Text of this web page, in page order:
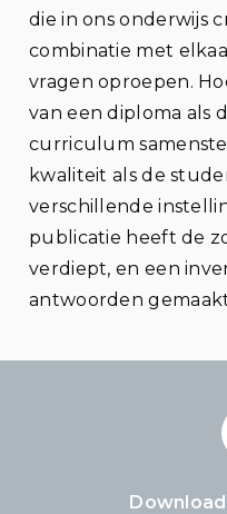
die in ons onderwijs
combinatie met
vragen oproepen.
van een diploma als
curriculum
kwaliteit als de
verschillende
publicatie heeft de
verdiept, en een
antwoorden